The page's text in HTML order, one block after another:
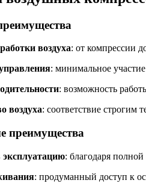
воздуха: от компрессии
: минимальное
: возможность
воздуха: соответствие строгим
преимущества
: благодаря полной
: продуманный доступ к